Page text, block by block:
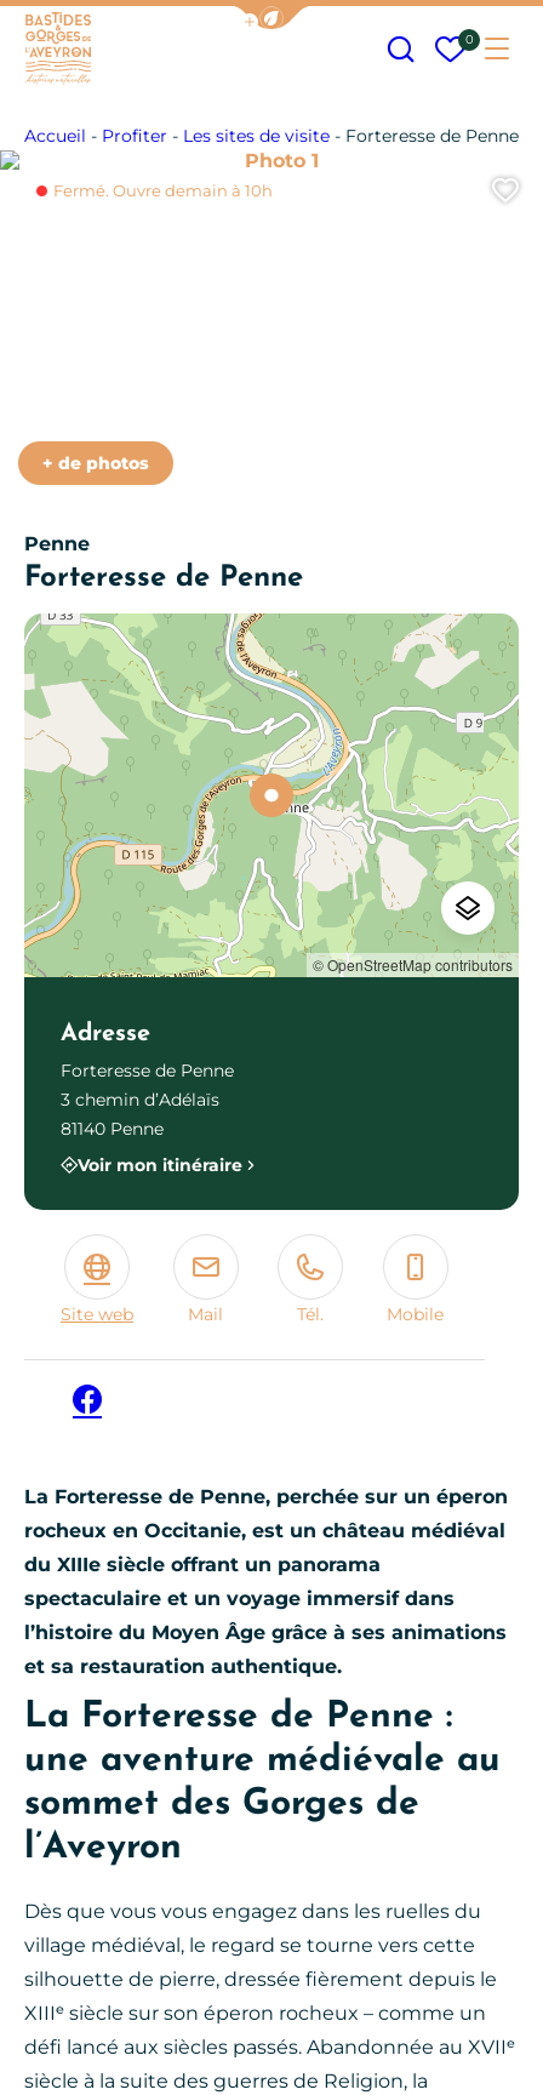
Afficher la barre de navigation
Mes
0
Accueil - Profiter - Les sites de visite - Forteresse de Penne
Penne
Forteresse de Penne
Photo 1
+ de photos
Fermé. Ouvre demain à 10h
La Forteresse de Penne, perchée sur un éperon
rocheux en Occitanie, est un château médiéval
du XIIIe siècle offrant un panorama
spectaculaire et un voyage immersif dans
l’histoire du Moyen Âge grâce à ses animations
et sa restauration authentique.
La Forteresse de Penne :
une aventure médiévale au
sommet des Gorges de
l’Aveyron
Dès que vous vous engagez dans les ruelles du
village médiéval, le regard se tourne vers cette
silhouette de pierre, dressée fièrement depuis le
XIIIᵉ siècle sur son éperon rocheux – comme un
défi lancé aux siècles passés. Abandonnée au XVIIᵉ
siècle à la suite des guerres de Religion, la
© OpenStreetMap contributors
Adresse
Forteresse de Penne
3 chemin d’Adélaïs
81140 Penne
Voir mon itinéraire
Site web Mail Tél. Mobile
Facebook